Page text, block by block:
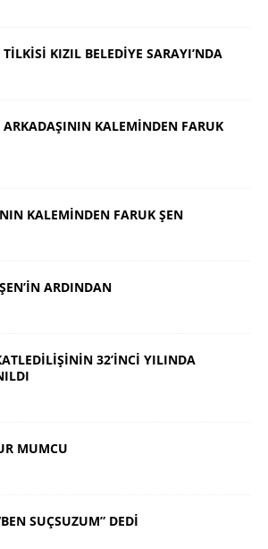
KIZIL BELEDİYE SARAYI’NDA
ARKADAŞININ KALEMİNDEN FARUK
KALEMİNDEN FARUK ŞEN
ARDINDAN
32’İNCİ YILINDA
MUMCU
SUÇSUZUM” DEDİ